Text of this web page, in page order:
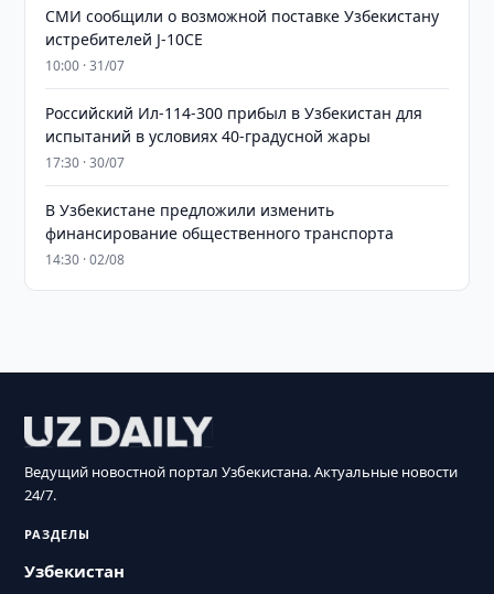
СМИ сообщили о возможной поставке Узбекистану
истребителей J-10CE
10:00 · 31/07
Российский Ил-114-300 прибыл в Узбекистан для
испытаний в условиях 40-градусной жары
17:30 · 30/07
В Узбекистане предложили изменить
финансирование общественного транспорта
14:30 · 02/08
Ведущий новостной портал Узбекистана. Актуальные новости
24/7.
РАЗДЕЛЫ
Узбекистан